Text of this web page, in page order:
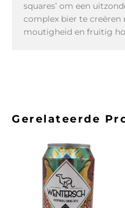
Gerelateerde
squares’ om een
complex bier te creëren
moutigheid en fruitig